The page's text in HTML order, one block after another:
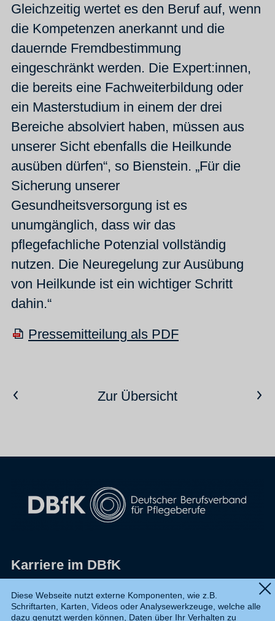
Gleichzeitig wertet es den Beruf auf, wenn
die Kompetenzen anerkannt und die
dauernde Fremdbestimmung
eingeschränkt werden. Die Expert:innen,
die bereits eine Fachweiterbildung oder
ein Masterstudium in einem der drei
Bereiche absolviert haben, müssen aus
unserer Sicht ebenfalls die Heilkunde
ausüben dürfen“, so Bienstein. „Für die
Sicherung unserer
Gesundheitsversorgung ist es
unumgänglich, dass wir das
pflegefachliche Potenzial vollständig
nutzen. Die Neuregelung zur Ausübung
von Heilkunde ist ein wichtiger Schritt
dahin.“
Pressemitteilung als PDF
Vorheriger ArtikelZur ÜbersichtNächster Artikel
Karriere im DBfK
Datenschutz
Diese Webseite nutzt externe Komponenten, wie z.B.
Schriftarten, Karten, Videos oder Analysewerkzeuge, welche alle
dazu genutzt werden können, Daten über Ihr Verhalten zu